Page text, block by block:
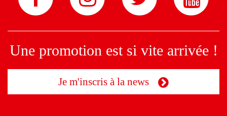
Une promotion est si vite arrivée !
Je m'inscris à la news